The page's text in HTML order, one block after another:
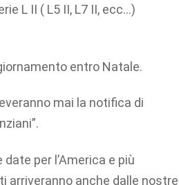
L II ( L5 II, L7 II, ecc…)
entro Natale.
mai la notifica di
per l’America e più
arriveranno anche dalle nostre